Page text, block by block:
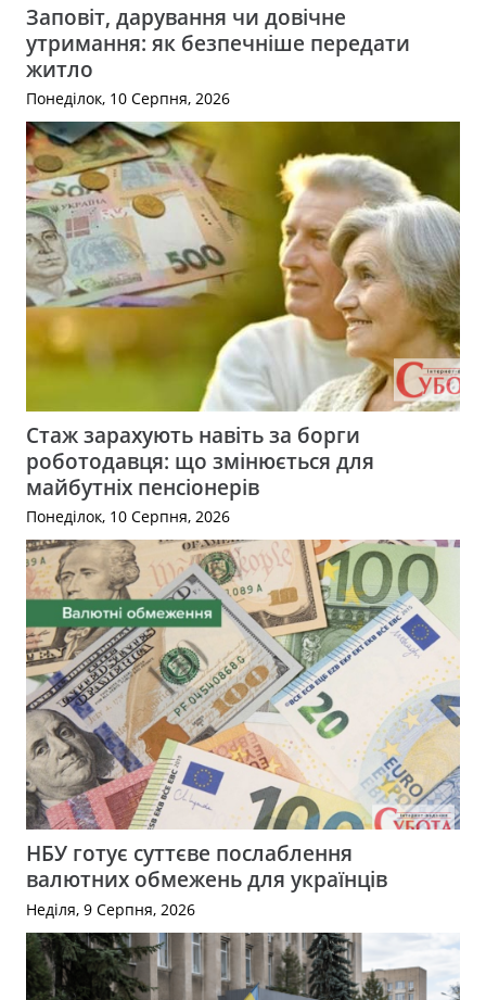
Заповіт, дарування чи довічне
утримання: як безпечніше передати
житло
Понеділок, 10 Серпня, 2026
Стаж зарахують навіть за борги
роботодавця: що змінюється для
майбутніх пенсіонерів
Понеділок, 10 Серпня, 2026
НБУ готує суттєве послаблення
валютних обмежень для українців
Неділя, 9 Серпня, 2026